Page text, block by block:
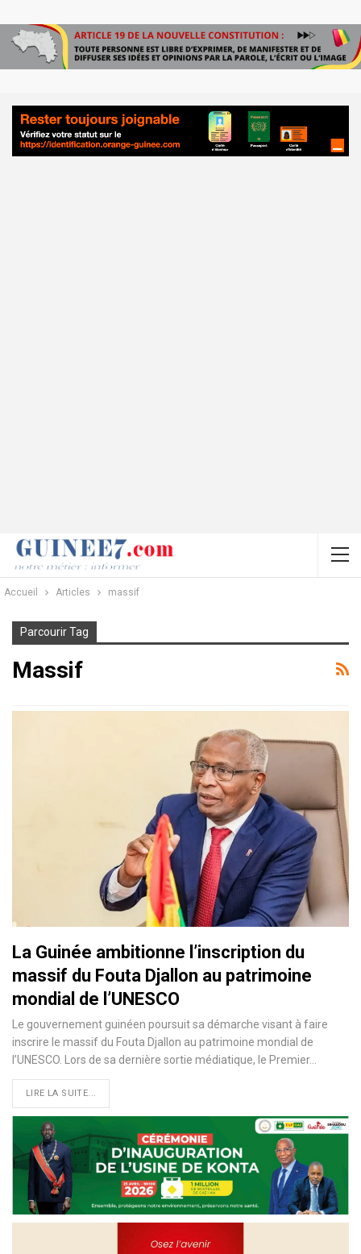
Accueil Articles massif
Parcourir Tag
Massif
La Guinée ambitionne l’inscription du
massif du Fouta Djallon au patrimoine
mondial de l’UNESCO
Le gouvernement guinéen poursuit sa démarche visant à faire
inscrire le massif du Fouta Djallon au patrimoine mondial de
l’UNESCO. Lors de sa dernière sortie médiatique, le Premier…
LIRE LA SUITE...